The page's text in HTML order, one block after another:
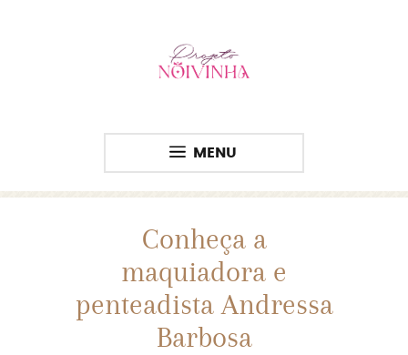
MENU
Conheça a
maquiadora e
penteadista Andressa
Barbosa